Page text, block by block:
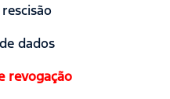
dados
revogação